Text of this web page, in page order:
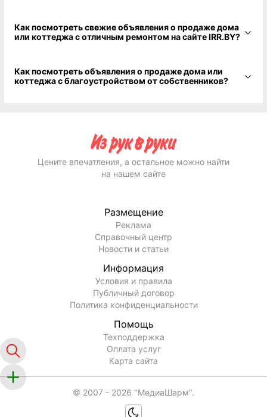
Как посмотреть свежие объявления о продаже дома
или коттеджа с отличным ремонтом на сайте IRR.BY?
Как посмотреть объявления о продаже дома или
коттеджа с благоустройством от собственников?
Цените впечатления, а остальное можно найти
на нашем сайте
Размещение
Реклама
Справочный центр
Новости и статьи
Информация
Условия и правила
Публичный договор
Политика конфиденциальности
Помощь
Техподдержка
Оплата услуг
Карта сайта
© 2007 - 2026 "МедиаШарм".